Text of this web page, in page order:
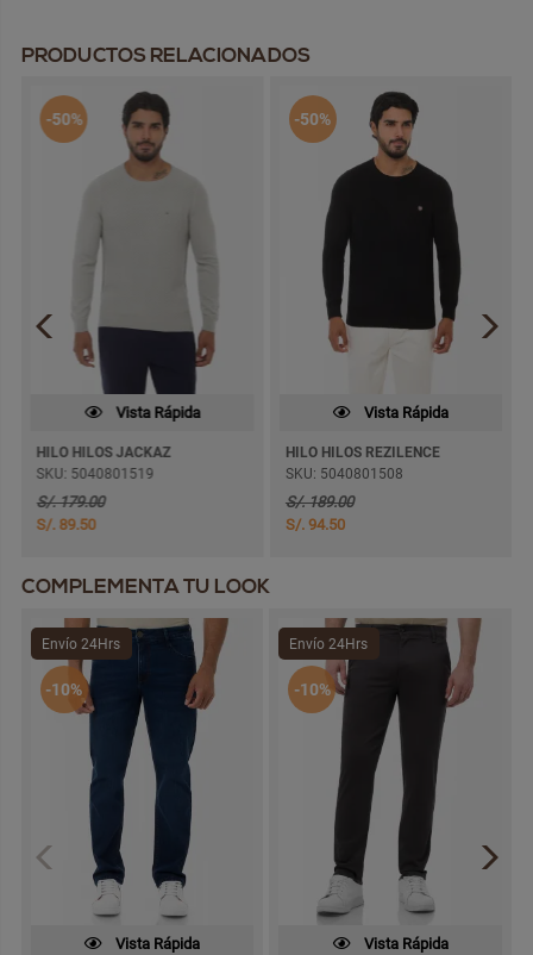
PRODUCTOS RELACIONADOS
-50%
Vista Rápida
HILO HILOS JACKAZ
SKU: 5040801519
S/. 179.00
S/. 89.50
-50%
Vista Rápida
HILO HILOS REZILENCE
SKU: 5040801508
S/. 189.00
S/. 94.50
COMPLEMENTA TU LOOK
Envío 24Hrs
-10%
Vista Rápida
Envío 24Hrs
-10%
Vista Rápida